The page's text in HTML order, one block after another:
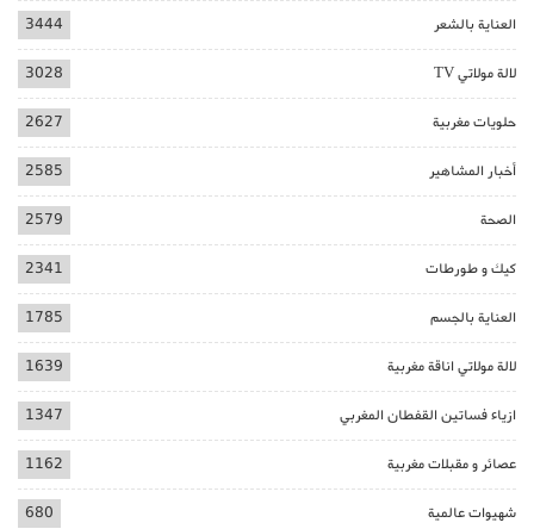
العناية بالشعر 3444
لالة مولاتي TV 3028
حلويات مغربية 2627
أخبار المشاهير 2585
الصحة 2579
كيك و طورطات 2341
العناية بالجسم 1785
لالة مولاتي اناقة مغربية 1639
ازياء فساتين القفطان المغربي 1347
عصائر و مقبلات مغربية 1162
شهيوات عالمية 680